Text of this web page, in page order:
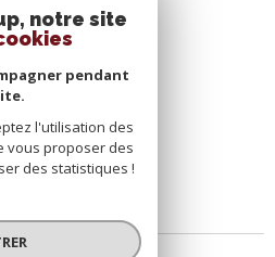
notre site
pendant
l'utilisation des
vous proposer des
des statistiques !